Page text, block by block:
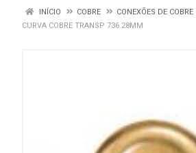
INÍCIO COBRE
CONEXÕES DE COBRE
CURVA COBRE TRANSP 736 28MM